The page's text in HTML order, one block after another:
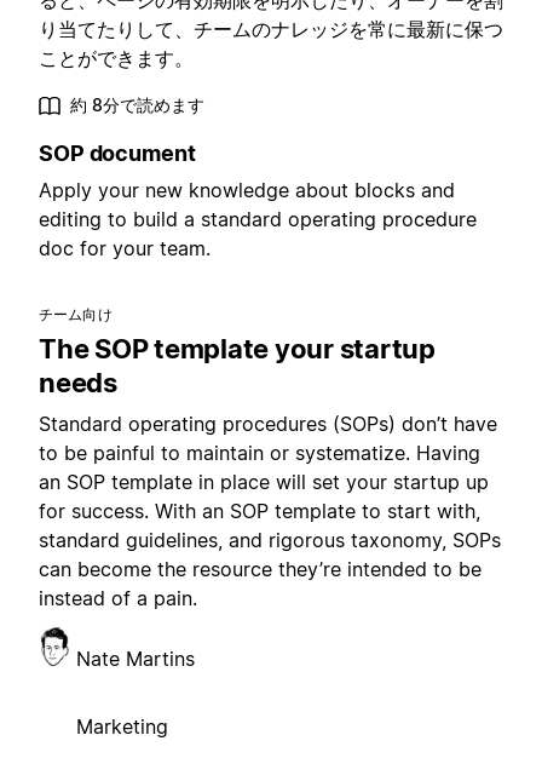
り当てたりして、チームのナレッジを常に最新に保つ
ことができます。
約 8分で読めます
SOP document
Apply your new knowledge about blocks and
editing to build a standard operating procedure
doc for your team.
チーム向け
The SOP template your startup
needs
Standard operating procedures (SOPs) don’t have
to be painful to maintain or systematize. Having
an SOP template in place will set your startup up
for success. With an SOP template to start with,
standard guidelines, and rigorous taxonomy, SOPs
can become the resource they’re intended to be
instead of a pain.
Nate Martins
Marketing